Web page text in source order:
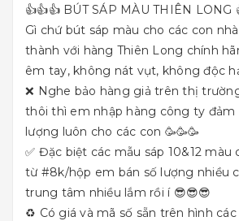
👍👍👍 BÚT SÁP MÀU THIÊN LONG
Gì chứ bút sáp màu cho các con
thành với hàng Thiên Long chính
êm tay, không nát vụt, không độc
❌ Nghe bảo hàng giả trên thị
thôi thì em nhập hàng công ty đảm
lượng luôn cho các con 🥳🥳🥳
✅ Đặc biệt các mẫu sáp 10&12 màu
từ #8k/hộp em bán số lượng nhiều
trung tâm nhiều lắm rồi í 😎😎😎
♻️ Có giá và mã số sẵn trên hình